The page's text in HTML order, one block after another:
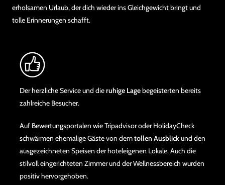
erholsamen Urlaub, der dich wieder ins Gleichgewicht bringt und
tolle Erinnerungen schafft.
Der herzliche Service und dieruhige Lagebegeisterten bereits
zahlreiche Besucher.
Auf Bewertungsportalen wie Tripadvisor oder HolidayCheck
schwärmen ehemalige Gäste von demtollen Ausblickund den
ausgezeichneten Speisen der hoteleigenen Lokale. Auch die
stilvoll eingerichteten Zimmer und der Wellnessbereich wurden
positiv hervorgehoben.